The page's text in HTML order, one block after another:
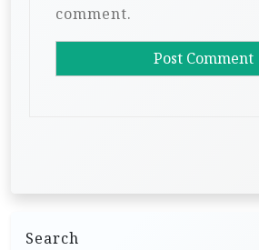
comment.
Search